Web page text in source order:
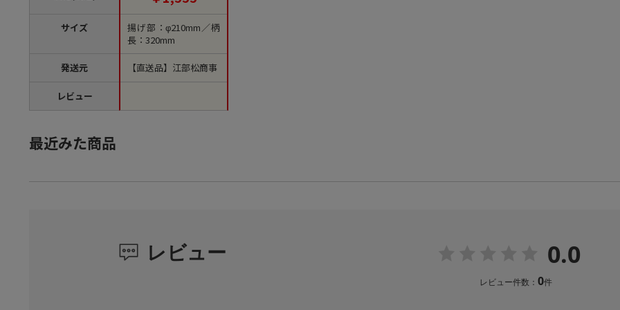
サイズ
発送元
レビュー
揚げ部：φ210mm／柄
長：320mm
【直送品】江部松商事
最近みた商品
レビュー 0.0
レビュー件数： 0件